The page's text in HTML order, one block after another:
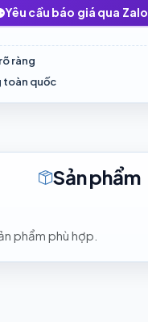
Yêu cầu báo giá qua Zalo
ràng
toàn quốc
Sản phẩm
phẩm phù hợp.